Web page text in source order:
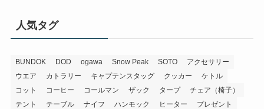
人気タグ
BUNDOK DOD ogawa Snow Peak SOTO
アクセサリー
ウエア
カトラリー キャプテンスタッグ クッカー
ケトル
コット
コーヒー コールマン ザック タープ
チェア（椅子）
テント
テーブル ナイフ ハンモック ヒーター
プレゼント